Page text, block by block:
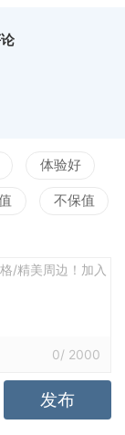
体验好
不保值
平衡差
/精美周边！加入
0/ 2000
发布